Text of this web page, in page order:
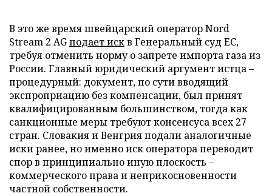
В это же время швейцарский оператор Nord
Stream 2 AGподает искв Генеральный суд ЕС,
требуя отменить норму о запрете импорта газа из
России. Главный юридический аргумент истца –
процедурный: документ, по сути вводящий
экспроприацию без компенсации, был принят
квалифицированным большинством, тогда как
санкционные меры требуют консенсуса всех 27
стран. Словакия и Венгрия подали аналогичные
иски ранее, но именно иск оператора переводит
спор в принципиально иную плоскость –
коммерческого права и неприкосновенности
частной собственности.